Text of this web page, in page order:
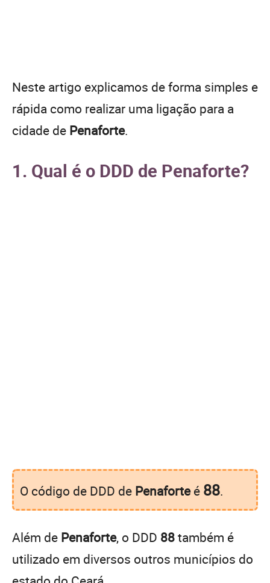
Neste artigo explicamos de forma simples e
rápida como realizar uma ligação para a
cidade de Penaforte.
1. Qual é o DDD de Penaforte?
O código de DDD de Penaforteé 88.
Além de Penaforte, o DDD 88também é
utilizado em diversos outros municípios do